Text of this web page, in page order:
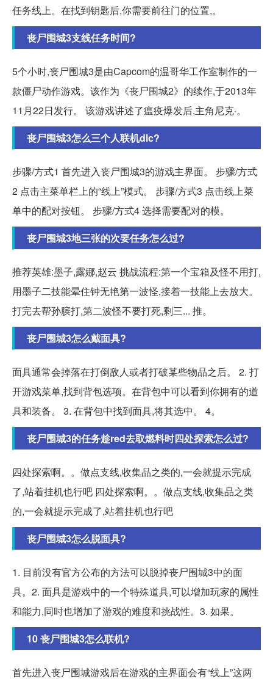
任务线上。在找到钥匙后,你需要前往门的位置,。
丧尸围城3支线任务时间?
5个小时,丧尸围城3是由Capcom的温哥华工作室制作的一
款僵尸动作游戏。该作为《丧尸围城2》的续作,于2013年
11月22日发行。 该游戏讲述了瘟疫爆发后,主角尼克·。
丧尸围城3怎么三个人联机dlc?
步骤/方式1 首先进入丧尸围城3的游戏主界面。 步骤/方式
2 点击主菜单栏上的“线上”模式。 步骤/方式3 点击线上菜
单中的配对按钮。 步骤/方式4 选择需要配对的模。
丧尸围城3地三张的次要任务怎么过?
推荐英雄:墨子,露娜,赵云 挑战流程:第一个宝箱及怪不用打,
用墨子二技能晕住钟无艳第一波怪,接着一技能上去放大。
打完去帮孙膑打,第二波怪不要打死,剩三... 推。
丧尸围城3怎么戴面具?
面具通常会掉落在打倒敌人或者打破某些物品之后。 2. 打
开游戏菜单,找到背包选项。在背包中可以看到你拥有的道
具和装备。 3. 在背包中找到面具,将其选中。 4。
丧尸围城3的任务趁red去取燃料时四处探索怎么过?
四处探索啊。。做点支线,收集品之类的,一会就提示完成
了,站着挂机也行吧 四处探索啊。。做点支线,收集品之类
的,一会就提示完成了,站着挂机也行吧
丧尸围城3怎么脱面具?
1. 目前没有官方公布的方法可以脱掉丧尸围城3中的面
具。2. 面具是游戏中的一个特殊道具,可以增加玩家的属性
和能力,同时也增加了游戏的难度和挑战性。3. 如果。
10 丧尸围城3怎么联机?
首先进入丧尸围城游戏后在游戏的主界面会有“线上”这两